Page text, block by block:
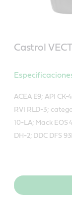
Castrol
ACEA E9; API
RVI RLD-3;
10-LA; Mack EOS
DH-2; DDC DFS